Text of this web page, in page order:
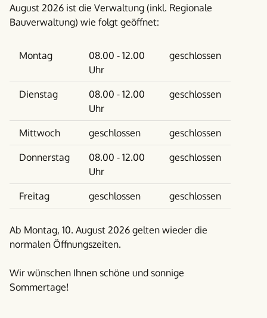
August 2026 ist die Verwaltung (inkl. Regionale
Bauverwaltung) wie folgt geöffnet:
Wochentag Vormittag Nachmittag
Montag
08.00 - 12.00
Uhr
geschlossen
Dienstag
08.00 - 12.00
Uhr
geschlossen
Mittwoch geschlossen geschlossen
Donnerstag
08.00 - 12.00
Uhr
geschlossen
Freitag geschlossen geschlossen
Ab Montag, 10. August 2026 gelten wieder die
normalen Öffnungszeiten.
Wir wünschen Ihnen schöne und sonnige
Sommertage!